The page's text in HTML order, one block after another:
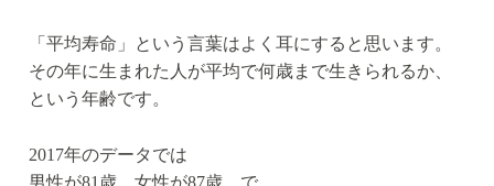
「平均寿命」という言葉はよく耳にすると思います。
その年に生まれた人が平均で何歳まで生きられるか、
という年齢です。
2017年のデータでは
男性が81歳 女性が87歳 で